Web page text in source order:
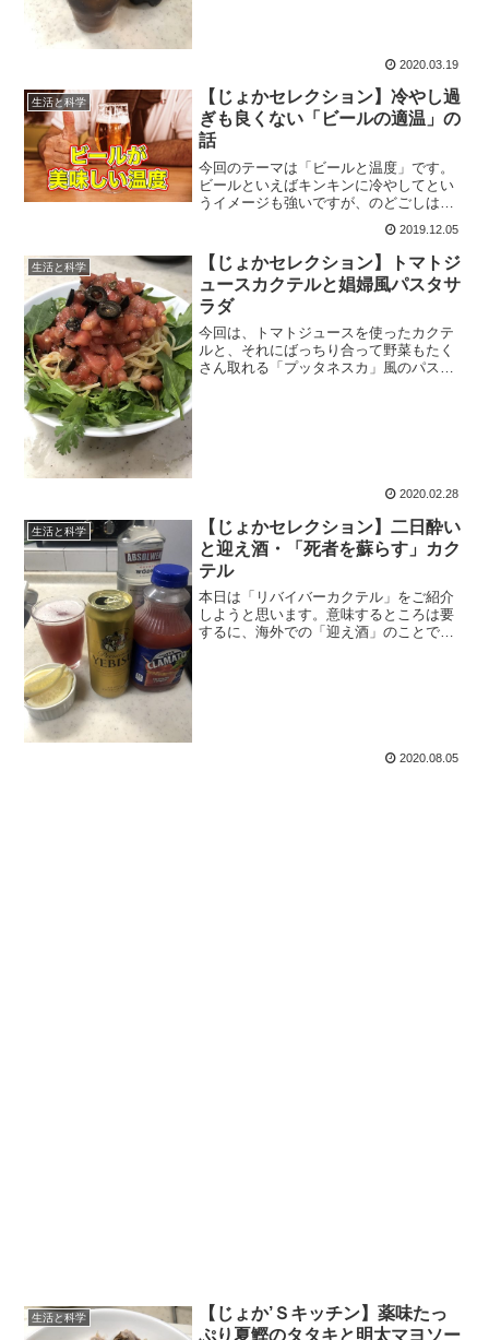
2020.03.19
生活と科学
【じょかセレクション】冷やし過
ぎも良くない「ビールの適温」の
話
今回のテーマは「ビールと温度」です。
ビールといえばキンキンに冷やしてとい
うイメージも強いですが、のどごしは良
やし過ぎも良くないのです。種類にもよ
りますが、だいたい、冷蔵庫の野菜室程
度が良い感じでしょう。
2019.12.05
生活と科学
【じょかセレクション】トマトジ
ュースカクテルと娼婦風パスタサ
ラダ
今回は、トマトジュースを使ったカクテ
ルと、それにばっちり合って野菜もたく
さん取れる「プッタネスカ」風のパスタ
2020.02.28
生活と科学
【じょかセレクション】二日酔い
と迎え酒・「死者を蘇らす」カク
テル
本日は「リバイバーカクテル」をご紹介
しようと思います。意味するところは要
するに、海外での「迎え酒」のことで
2020.08.05
生活と科学
【じょか’Ｓキッチン】薬味たっ
ぷり夏鰹のタタキと明太マヨソー